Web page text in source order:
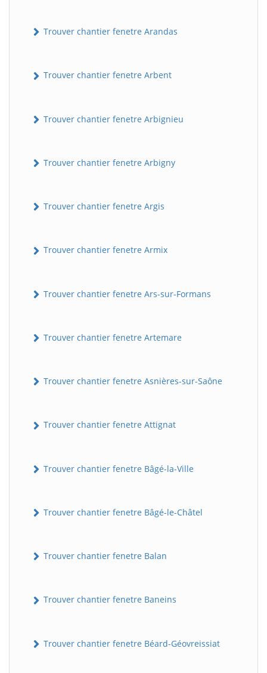
Trouver chantier fenetre Arandas
Trouver chantier fenetre Arbent
Trouver chantier fenetre Arbignieu
Trouver chantier fenetre Arbigny
Trouver chantier fenetre Argis
Trouver chantier fenetre Armix
Trouver chantier fenetre Ars-sur-Formans
Trouver chantier fenetre Artemare
Trouver chantier fenetre Asnières-sur-Saône
Trouver chantier fenetre Attignat
Trouver chantier fenetre Bâgé-la-Ville
Trouver chantier fenetre Bâgé-le-Châtel
Trouver chantier fenetre Balan
Trouver chantier fenetre Baneins
Trouver chantier fenetre Béard-Géovreissiat